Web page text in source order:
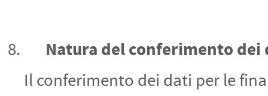
Natura del conferimento
Il conferimento dei dati per le